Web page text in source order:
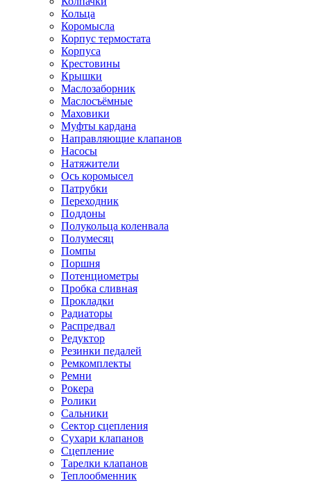
Кольца
Коромысла
Корпус термостата
Корпуса
Крестовины
Крышки
Маслозаборник
Маслосъёмные
Маховики
Муфты кардана
Направляющие клапанов
Насосы
Натяжители
Ось коромысел
Патрубки
Переходник
Поддоны
Полукольца коленвала
Полумесяц
Помпы
Поршня
Потенциометры
Пробка сливная
Прокладки
Радиаторы
Распредвал
Редуктор
Резинки педалей
Ремкомплекты
Ремни
Рокера
Ролики
Сальники
Сектор сцепления
Сухари клапанов
Сцепление
Тарелки клапанов
Теплообменник